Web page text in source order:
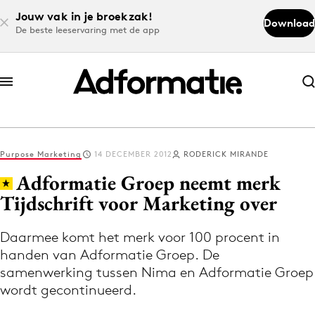
Jouw vak in je broekzak!
De beste leeservaring met de app
Download
Abonneer nu
Abonneer nu
Log in
Volg het laatste nieuws via de Adformatie
Nieuws app
Purpose Marketing 14 DECEMBER 2012 RODERICK MIRANDE
Adformatie Groep neemt merk
Tijdschrift voor Marketing over
Daarmee komt het merk voor 100 procent in
handen van Adformatie Groep. De
samenwerking tussen Nima en Adformatie Groep
wordt gecontinueerd.